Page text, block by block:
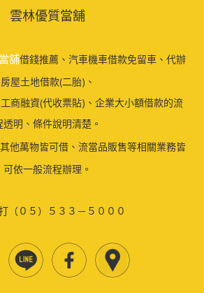
雲林優質當舖
舖借錢推薦、汽車機車借款免留車、代辦
房屋土地借款(二胎)、
商融資(代收票貼)、企業大小額借款的流
透明、條件說明清楚。
他萬物皆可借、流當品販售等相關業務皆
可依一般流程辦理。
（０５）５３３－５０００